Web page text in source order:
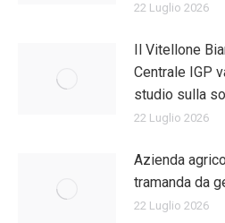
22 Luglio 2026
Il Vitellone
Centrale IGP
studio sulla
22 Luglio 2026
Azienda
tramanda da
22 Luglio 2026